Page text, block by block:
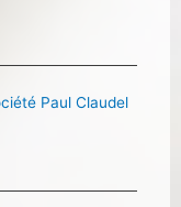
Paul Claudel